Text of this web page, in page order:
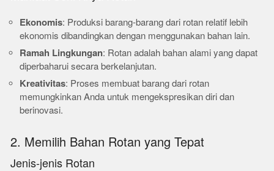
Ekonomis: Produksi barang-barang dari rotan relatif lebih
ekonomis dibandingkan dengan menggunakan bahan lain.
Ramah Lingkungan: Rotan adalah bahan alami yang dapat
diperbaharui secara berkelanjutan.
Kreativitas: Proses membuat barang dari rotan
memungkinkan Anda untuk mengekspresikan diri dan
berinovasi.
2. Memilih Bahan Rotan yang Tepat
Jenis-jenis Rotan